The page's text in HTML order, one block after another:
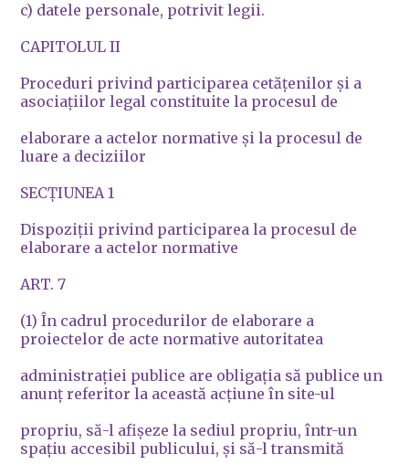
c) datele personale, potrivit legii.
CAPITOLUL II
Proceduri privind participarea cetăţenilor şi a
asociaţiilor legal constituite la procesul de
elaborare a actelor normative şi la procesul de
luare a deciziilor
SECŢIUNEA 1
Dispoziţii privind participarea la procesul de
elaborare a actelor normative
ART. 7
(1) În cadrul procedurilor de elaborare a
proiectelor de acte normative autoritatea
administraţiei publice are obligaţia să publice un
anunţ referitor la această acţiune în site-ul
propriu, să-l afişeze la sediul propriu, într-un
spaţiu accesibil publicului, şi să-l transmită